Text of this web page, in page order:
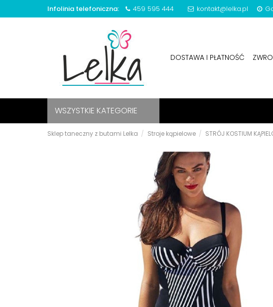
Infolinia telefoniczna: 459 595 444 kontakt@lelka.pl
DOSTAWA I PŁATNOŚĆ
WSZYSTKIE KATEGORIE
Sklep taneczny z butami Lelka Stroje kąpielowe STRÓJ KOSTIUM